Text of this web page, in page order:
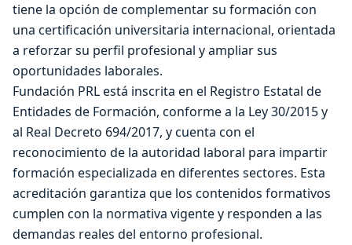
tiene la opción de complementar su formación con
una certificación universitaria internacional, orientada
a reforzar su perfil profesional y ampliar sus
oportunidades laborales.
Fundación PRL está inscrita en el Registro Estatal de
Entidades de Formación, conforme a la Ley 30/2015 y
al Real Decreto 694/2017, y cuenta con el
reconocimiento de la autoridad laboral para impartir
formación especializada en diferentes sectores. Esta
acreditación garantiza que los contenidos formativos
cumplen con la normativa vigente y responden a las
demandas reales del entorno profesional.